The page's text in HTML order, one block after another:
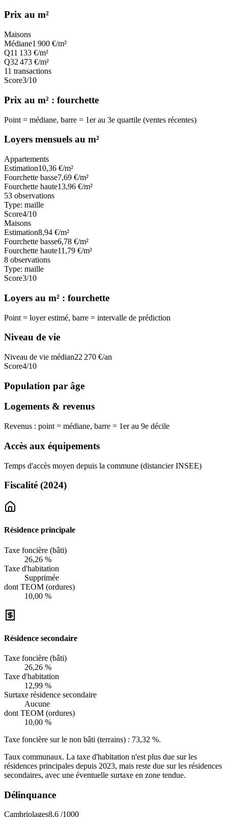
Prix au m²
Maisons
Médiane1 900 €/m²
Q11 133 €/m²
Q32 473 €/m²
11 transactions
Score3/10
Prix au m² : fourchette
Point = médiane, barre = 1er au 3e quartile (ventes récentes)
Loyers mensuels au m²
Appartements
Estimation10,36 €/m²
Fourchette basse7,69 €/m²
Fourchette haute13,96 €/m²
53 observations
Type: maille
Score4/10
Maisons
Estimation8,94 €/m²
Fourchette basse6,78 €/m²
Fourchette haute11,79 €/m²
8 observations
Type: maille
Score3/10
Loyers au m² : fourchette
Point = loyer estimé, barre = intervalle de prédiction
Niveau de vie
Niveau de vie médian22 270 €/an
Score4/10
Population par âge
Logements & revenus
Revenus : point = médiane, barre = 1er au 9e décile
Accès aux équipements
Temps d'accès moyen depuis la commune (distancier INSEE)
Fiscalité (2024)
Résidence principale
Taxe foncière (bâti)
26,26 %
Taxe d'habitation
Supprimée
dont TEOM (ordures)
10,00 %
Résidence secondaire
Taxe foncière (bâti)
26,26 %
Taxe d'habitation
12,99 %
Surtaxe résidence secondaire
Aucune
dont TEOM (ordures)
10,00 %
Taxe foncière sur le non bâti (terrains) : 73,32 %.
Taux communaux. La taxe d'habitation n'est plus due sur les
résidences principales depuis 2023, mais reste due sur les résidences
secondaires, avec une éventuelle surtaxe en zone tendue.
Délinquance
Cambriolages8,6 /1000